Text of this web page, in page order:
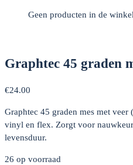
Geen producten in de
Graphtec 45 graden
€24.00
Graphtec 45 graden mes met
vinyl en flex. Zorgt voor
levensduur.
26 op voorraad